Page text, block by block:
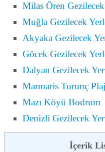
Milas Ören
Muğla Gezilecek
Akyaka Gezilecek
Göcek Gezilecek
Dalyan Gezilecek
Marmaris Turunç
Mazı Köyü Bodrum
Denizli Gezilecek
İçerik